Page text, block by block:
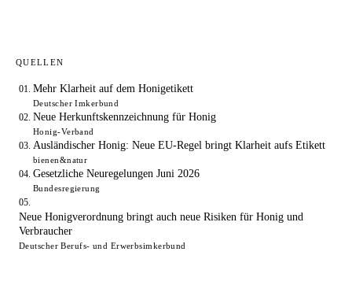
QUELLEN
Mehr Klarheit auf dem Honigetikett
Deutscher Imkerbund
Neue Herkunftskennzeichnung für Honig
Honig-Verband
Ausländischer Honig: Neue EU-Regel bringt Klarheit aufs Etikett
bienen&natur
Gesetzliche Neuregelungen Juni 2026
Bundesregierung
Neue Honigverordnung bringt auch neue Risiken für Honig und
Verbraucher
Deutscher Berufs- und Erwerbsimkerbund